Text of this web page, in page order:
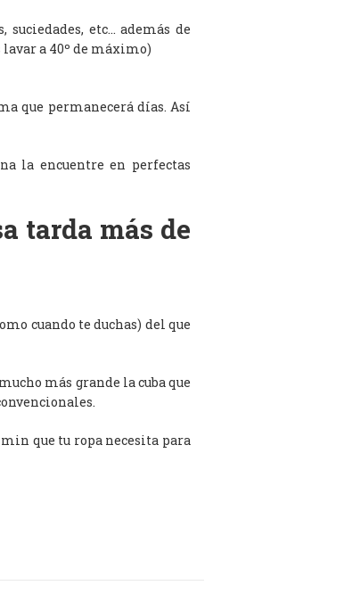
etc… además de
a 40º de máximo)
que permanecerá días. Así
la encuentre en perfectas
tarda más de
cuando te duchas) del que
más grande la cuba que
que tu ropa necesita para